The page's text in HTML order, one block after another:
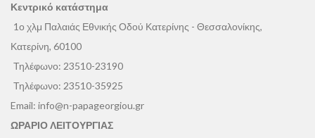
Κεντρικό κατάστημα
1ο χλμ Παλαιάς Εθνικής Οδού Κατερίνης - Θεσσαλονίκης,
Κατερίνη, 60100
Τηλέφωνο: 23510-23190
Τηλέφωνο: 23510-35925
Email: info@n-papageorgiou.gr
ΩΡΑΡΙΟ ΛΕΙΤΟΥΡΓΙΑΣ